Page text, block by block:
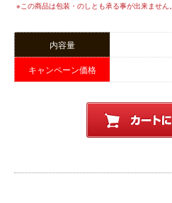
※この商品は包装・のしとも承る事が出来ません。
内容量
キャンペーン価格